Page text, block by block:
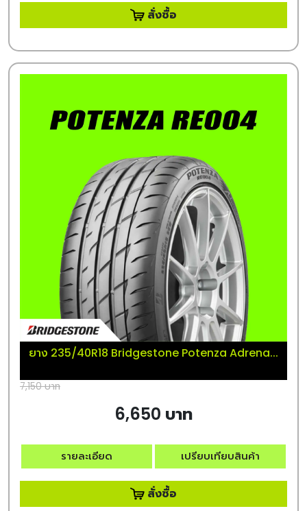
สั่งซื้อ
ยาง 235/40R18 Bridgestone Potenza Adrena...
7,150 บาท
6,650 บาท
รายละเอียด เปรียบเทียบสินค้า
สั่งซื้อ